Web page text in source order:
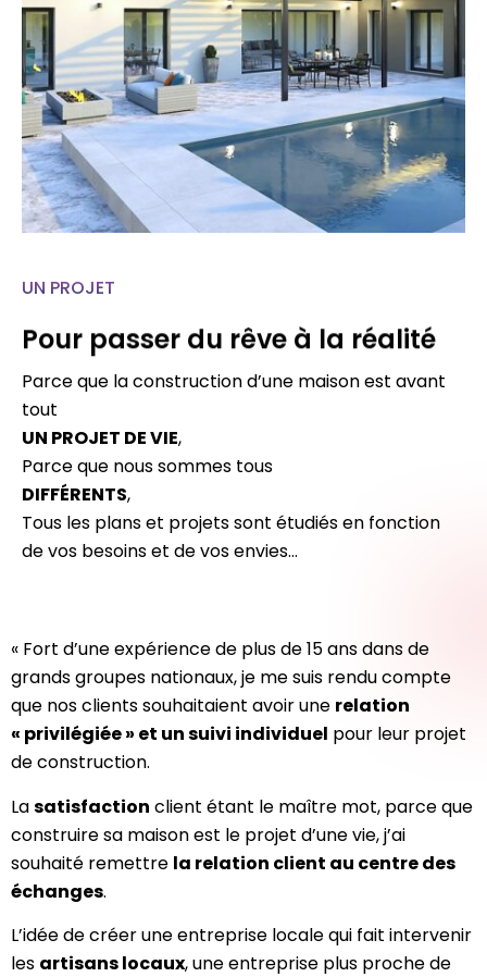
UN PROJET
Pour passer du rêve à la réalité
Parce que la construction d’une maison est avant
tout
UN PROJET DE VIE,
Parce que nous sommes tous
DIFFÉRENTS,
Tous les plans et projets sont étudiés en fonction
de vos besoins et de vos envies…
« Fort d’une expérience de plus de 15 ans dans de
grands groupes nationaux, je me suis rendu compte
que nos clients souhaitaient avoir une relation
« privilégiée » et un suivi individuel pour leur projet
de construction.
Lasatisfaction client étant le maître mot, parce que
construire sa maison est le projet d’une vie, j’ai
souhaité remettre la relation client au centre des
échanges.
L’idée de créer une entreprise locale qui fait intervenir
les artisans locaux, une entreprise plus proche de